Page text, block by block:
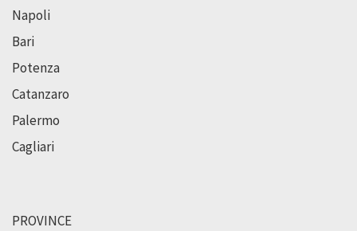
Napoli
Bari
Potenza
Catanzaro
Palermo
Cagliari
PROVINCE